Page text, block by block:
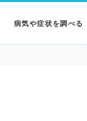
病気や症状を調べる
病気を調べる